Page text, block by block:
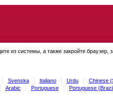
из системы, а также закройте браузер,
Svenska Italiano Urdu Chinese
Arabic Portuguese Portuguese